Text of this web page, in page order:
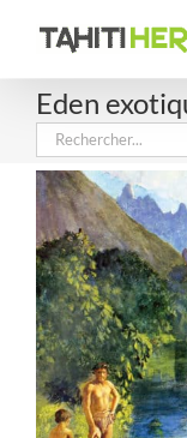
Eden
Rechercher: